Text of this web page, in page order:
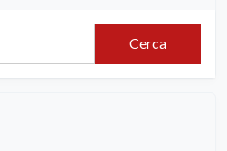
Cerca